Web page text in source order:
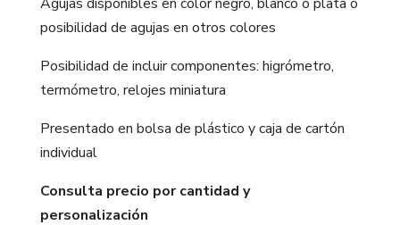
posibilidad de agujas en otros colores
Posibilidad de incluir componentes: higrómetro,
termómetro, relojes miniatura
Presentado en bolsa de plástico y caja de cartón
individual
Consulta precio por cantidad y
personalización